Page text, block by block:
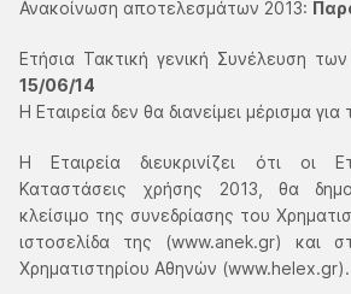
Ανακοίνωση αποτελεσμάτων 2013:
Ετήσια Τακτική γενική Συνέλευση
15/06/14
Η Εταιρεία δεν θα διανείμει μέρισμα
Η Εταιρεία διευκρινίζει ότι οι
Καταστάσεις χρήσης 2013, θα
κλείσιμο της συνεδρίασης του
ιστοσελίδα της (www.anek.gr) και
Χρηματιστηρίου Αθηνών (www.helex.gr).